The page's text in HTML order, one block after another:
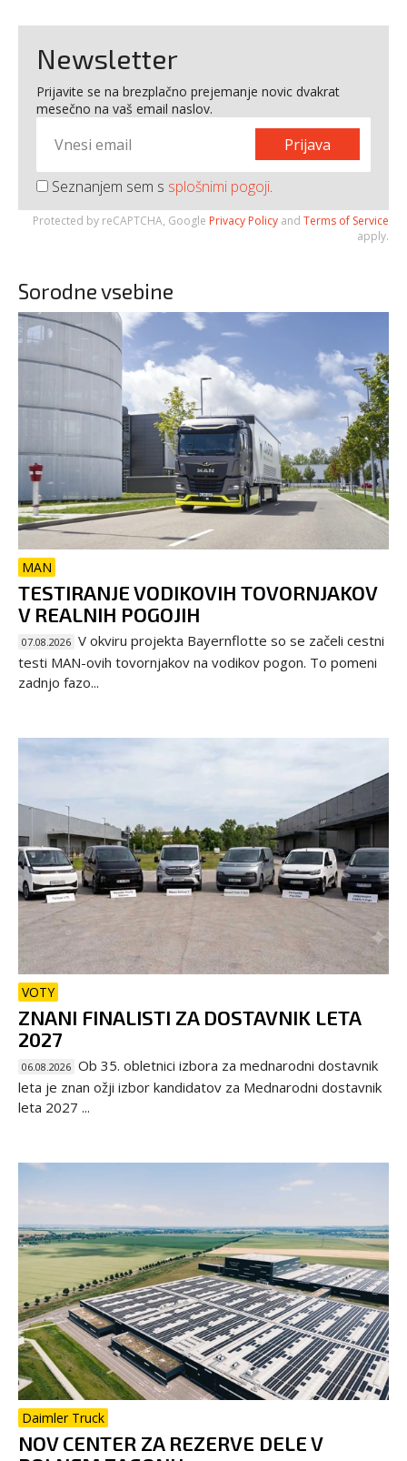
Newsletter
Prijavite se na brezplačno prejemanje novic dvakrat
mesečno na vaš email naslov.
Prijava
Seznanjem sem s splošnimi pogoji.
Protected by reCAPTCHA, Google Privacy Policy and Terms of Service
apply.
Sorodne vsebine
MAN
TESTIRANJE VODIKOVIH TOVORNJAKOV
V REALNIH POGOJIH
07.08.2026 V okviru projekta Bayernflotte so se začeli cestni
testi MAN-ovih tovornjakov na vodikov pogon. To pomeni
zadnjo fazo...
VOTY
ZNANI FINALISTI ZA DOSTAVNIK LETA
2027
06.08.2026 Ob 35. obletnici izbora za mednarodni dostavnik
leta je znan ožji izbor kandidatov za Mednarodni dostavnik
leta 2027 ...
Daimler Truck
NOV CENTER ZA REZERVE DELE V